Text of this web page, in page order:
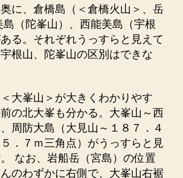
に、倉橋島（＜倉橋火山＞、岳
（陀峯山）、西能美島（宇根
る。それぞれうっすらと見えて
根山、陀峯山の区別はできな
大峯山＞が大きくわかりやす
の北大峯も分かる。大峯山～西
周防大島（大見山～１８７．４
．７ｍ三角点）がうっすらと見
なお、岩船岳（宮島）の位置
のわずかに右側で、大峯山右裾